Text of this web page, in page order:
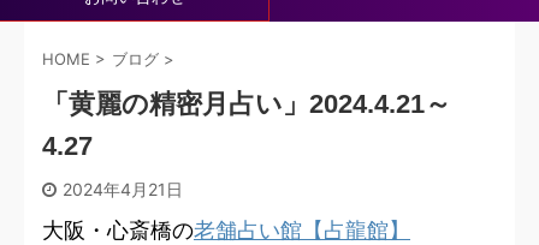
HOME > ブログ >
「黄麗の精密月占い」2024.4.21～
4.27
2024年4月21日
大阪・心斎橋の老舗占い館【占龍館】